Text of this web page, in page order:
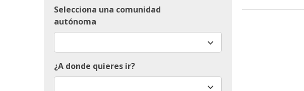
Selecciona una comunidad
autónoma
¿A donde quieres ir?